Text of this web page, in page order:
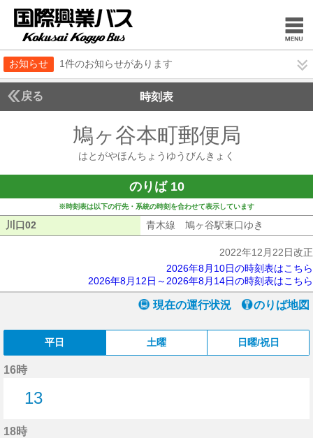
お知らせ 1件のお知らせがあります
戻る 時刻表
鳩ヶ谷本町郵便局
はとがやほんちょうゆうびんきょく
のりば 10
※時刻表は以下の行先・系統の時刻を合わせて表示しています
川口02 青木線 鳩ヶ谷駅東口ゆき
2022年12月22日改正
2026年8月10日の時刻表はこちら
2026年8月12日～2026年8月14日の時刻表はこちら
現在の運行状況 のりば地図
平日 土曜 日曜/祝日
16時
13
18時